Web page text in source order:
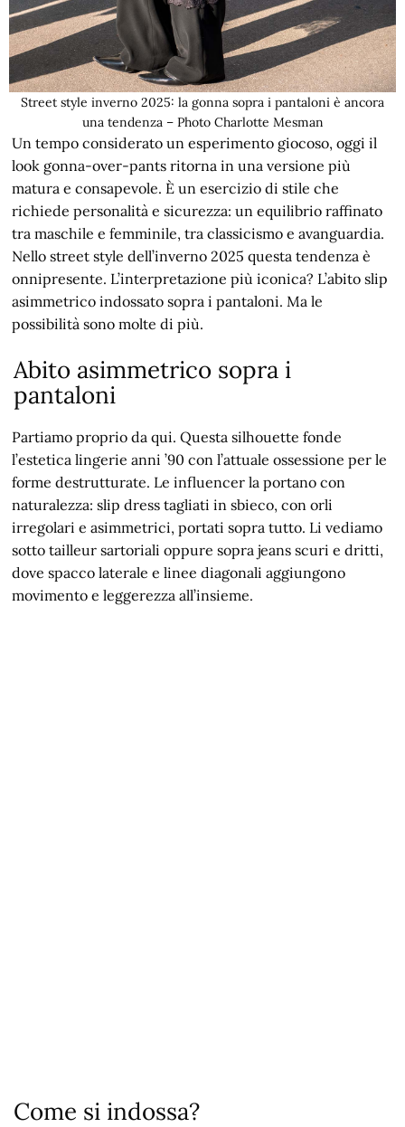
Street style inverno 2025: la gonna sopra i pantaloni è ancora
una tendenza – Photo Charlotte Mesman
Un tempo considerato un esperimento giocoso, oggi il
look gonna-over-pants ritorna in una versione più
matura e consapevole. È un esercizio di stile che
richiede personalità e sicurezza: un equilibrio raffinato
tra maschile e femminile, tra classicismo e avanguardia.
Nello street style dell’inverno 2025 questa tendenza è
onnipresente. L’interpretazione più iconica? L’abito slip
asimmetrico indossato sopra i pantaloni. Ma le
possibilità sono molte di più.
Abito asimmetrico sopra i
pantaloni
Partiamo proprio da qui. Questa silhouette fonde
l’estetica lingerie anni ’90 con l’attuale ossessione per le
forme destrutturate. Le influencer la portano con
naturalezza: slip dress tagliati in sbieco, con orli
irregolari e asimmetrici, portati sopra tutto. Li vediamo
sotto tailleur sartoriali oppure sopra jeans scuri e dritti,
dove spacco laterale e linee diagonali aggiungono
movimento e leggerezza all’insieme.
Come si indossa?